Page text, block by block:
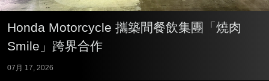
Honda Motorcycle 攜築間餐飲集團「燒肉
Smile」跨界合作
07月 17, 2026